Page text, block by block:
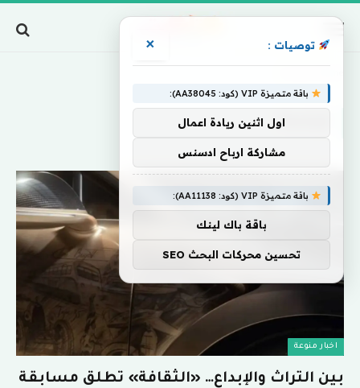
أوشحة
اخبار منوعة
بين التراث والإبداع… «الثقافة» تطلق مسابقة
توصيات : ×
باقة متميزة VIP (كود: AA38045):
اول اثنين ريادة اعمال
مشاركة ارباح ادسنس
باقة متميزة VIP (كود: AA11138):
باقة باك لينك
تحسين محركات البحث SEO